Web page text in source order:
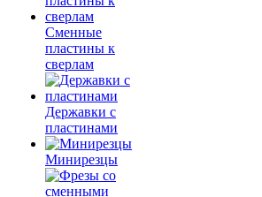
Сменные
пластины к
сверлам
Державки с
пластинами
Минирезцы